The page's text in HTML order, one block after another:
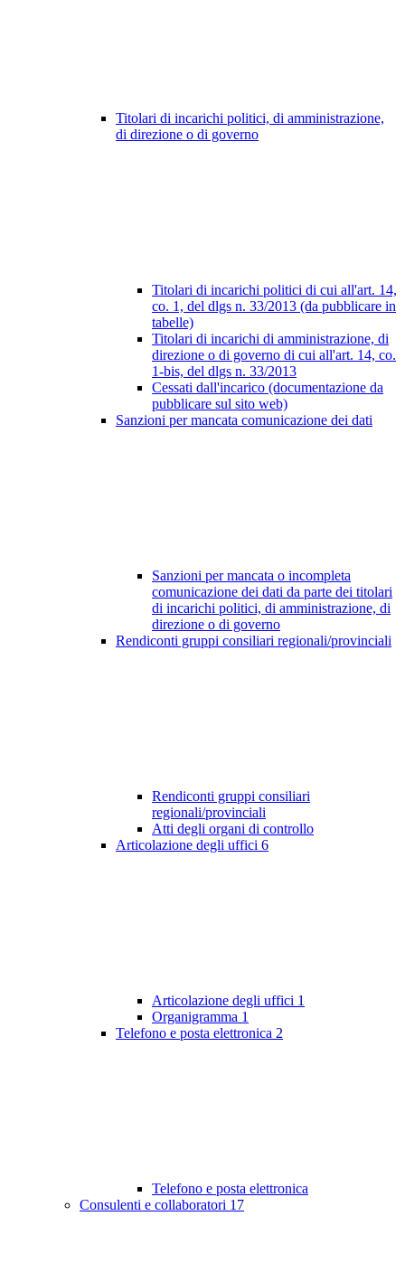
Titolari di incarichi politici, di amministrazione,
di direzione o di governo
Titolari di incarichi politici di cui all'art. 14,
co. 1, del dlgs n. 33/2013 (da pubblicare in
tabelle)
Titolari di incarichi di amministrazione, di
direzione o di governo di cui all'art. 14, co.
1-bis, del dlgs n. 33/2013
Cessati dall'incarico (documentazione da
pubblicare sul sito web)
Sanzioni per mancata comunicazione dei dati
Sanzioni per mancata o incompleta
comunicazione dei dati da parte dei titolari
di incarichi politici, di amministrazione, di
direzione o di governo
Rendiconti gruppi consiliari regionali/provinciali
Rendiconti gruppi consiliari
regionali/provinciali
Atti degli organi di controllo
Articolazione degli uffici 6
Articolazione degli uffici 1
Organigramma 1
Telefono e posta elettronica 2
Telefono e posta elettronica
Consulenti e collaboratori 17